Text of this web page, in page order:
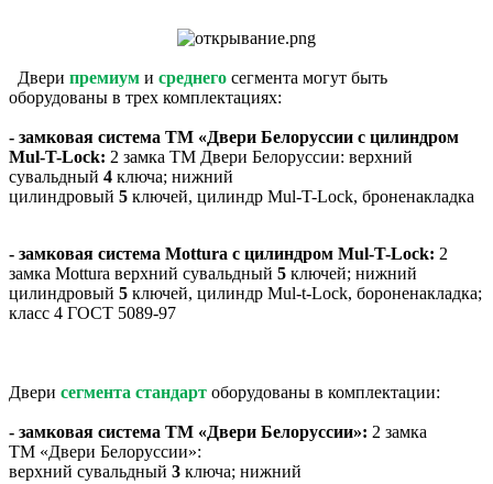
Двери премиум и среднего сегмента могут быть
оборудованы в трех комплектациях:
- замковая система ТМ «Двери Белоруссии с цилиндром
Mul-T-Lock: 2 замка ТМ Двери Белоруссии: верхний
сувальдный 4 ключа; нижний
цилиндровый 5 ключей, цилиндр Mul-T-Lock, броненакладка
- замковая система Mottura с цилиндром Mul-T-Lock: 2
замка Mottura верхний сувальдный 5 ключей; нижний
цилиндровый 5 ключей, цилиндр Mul-t-Lock, бороненакладка;
класс 4 ГОСТ 5089-97
Двери сегмента стандарт оборудованы в комплектации:
- замковая система ТМ «Двери Белоруссии»: 2 замка
ТМ «Двери Белоруссии»:
верхний сувальдный 3 ключа; нижний